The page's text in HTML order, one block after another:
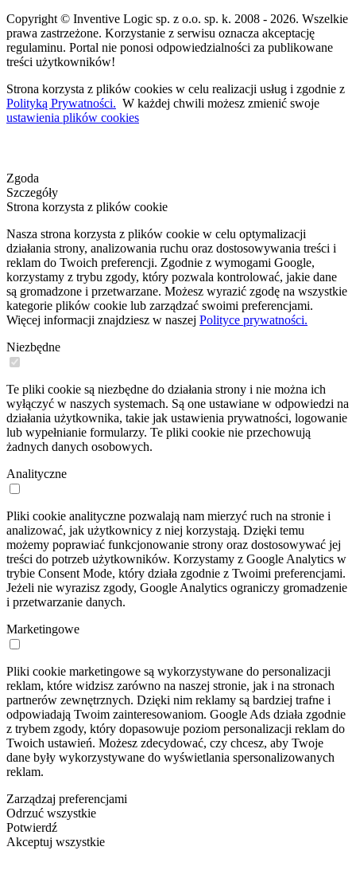
Copyright © Inventive Logic sp. z o.o. sp. k. 2008 - 2026. Wszelkie
prawa zastrzeżone. Korzystanie z serwisu oznacza akceptację
regulaminu. Portal nie ponosi odpowiedzialności za publikowane
treści użytkowników!
Strona korzysta z plików cookies w celu realizacji usług i zgodnie z
Polityką Prywatności. W każdej chwili możesz zmienić swoje
ustawienia plików cookies
Zgoda
Szczegóły
Strona korzysta z plików cookie
Nasza strona korzysta z plików cookie w celu optymalizacji
działania strony, analizowania ruchu oraz dostosowywania treści i
reklam do Twoich preferencji. Zgodnie z wymogami Google,
korzystamy z trybu zgody, który pozwala kontrolować, jakie dane
są gromadzone i przetwarzane. Możesz wyrazić zgodę na wszystkie
kategorie plików cookie lub zarządzać swoimi preferencjami.
Więcej informacji znajdziesz w naszej Polityce prywatności.
Niezbędne
Te pliki cookie są niezbędne do działania strony i nie można ich
wyłączyć w naszych systemach. Są one ustawiane w odpowiedzi na
działania użytkownika, takie jak ustawienia prywatności, logowanie
lub wypełnianie formularzy. Te pliki cookie nie przechowują
żadnych danych osobowych.
Analityczne
Pliki cookie analityczne pozwalają nam mierzyć ruch na stronie i
analizować, jak użytkownicy z niej korzystają. Dzięki temu
możemy poprawiać funkcjonowanie strony oraz dostosowywać jej
treści do potrzeb użytkowników. Korzystamy z Google Analytics w
trybie Consent Mode, który działa zgodnie z Twoimi preferencjami.
Jeżeli nie wyrazisz zgody, Google Analytics ograniczy gromadzenie
i przetwarzanie danych.
Marketingowe
Pliki cookie marketingowe są wykorzystywane do personalizacji
reklam, które widzisz zarówno na naszej stronie, jak i na stronach
partnerów zewnętrznych. Dzięki nim reklamy są bardziej trafne i
odpowiadają Twoim zainteresowaniom. Google Ads działa zgodnie
z trybem zgody, który dopasowuje poziom personalizacji reklam do
Twoich ustawień. Możesz zdecydować, czy chcesz, aby Twoje
dane były wykorzystywane do wyświetlania spersonalizowanych
reklam.
Zarządzaj preferencjami
Odrzuć wszystkie
Potwierdź
Akceptuj wszystkie